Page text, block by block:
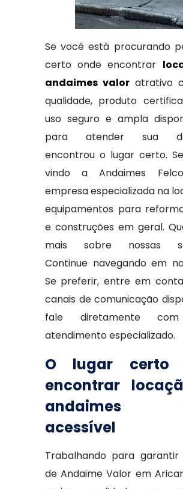
Se você está procurando
certo onde encontrar
andaimes valoratrativo
qualidade, produto
uso seguro e ampla
para atender sua
encontrou o lugar certo.
vindo a Andaimes
empresa especializada na
equipamentos para
e construções em geral.
mais sobre nossas
Continue navegando em
Se preferir, entre em
canais de comunicação
fale diretamente
atendimento especializado.
O lugar certo
encontrar
andaimes
acessível
Trabalhando para garantir
de Andaime Valor em